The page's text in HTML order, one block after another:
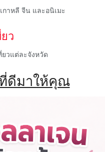
าหลี จีน และอนิเมะ
ว
วแต่ละจังหวัด
ดีมาให้คุณ